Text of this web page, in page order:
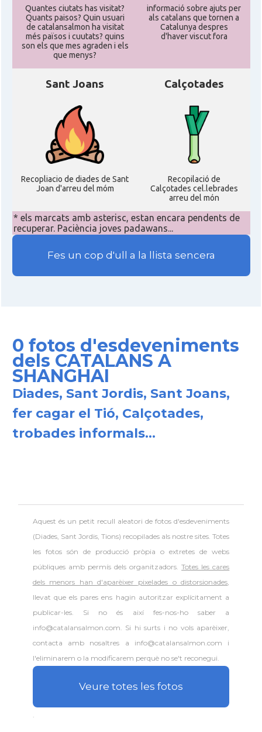
Quantes ciutats has visitat?
Quants paisos? Quin usuari
de catalansalmon ha visitat
més països i cuutats? quins
son els que mes agraden i els
que menys?
informació sobre ajuts per
als catalans que tornen a
Catalunya despres
d'haver viscut fora
Sant Joans
Recopliacio de diades de Sant
Joan d'arreu del móm
Calçotades
Recopilació de
Calçotades cel.lebrades
arreu del món
* els marcats amb asterisc, estan encara pendents de
recuperar. Paciència joves padawans...
Fes un cop d'ull a la llista sencera
0 fotos d'esdeveniments
dels CATALANS A
SHANGHAI
Diades, Sant Jordis, Sant Joans,
fer cagar el Tió, Calçotades,
trobades informals...
Aquest és un petit recull aleatori defotos d'esdeveniments
(Diades, Sant Jordis, Tions) recopilades als nostre sites. Totes
les fotos són de producció pròpia o extretes de webs
públiques amb permís dels organitzadors.Totes les cares
dels menors han d'aparèixer pixelades o distorsionades,
llevat que els pares ens hagin autoritzar explícitament a
publicar-les. Si no és així fes-nos-ho saber a
info@catalansalmon.com. Si hi surts i no vols aparèixer,
contacta amb nosaltres a info@catalansalmon.com i
l'eliminarem o la modificarem perquè no se't reconegui.
Veure totes les fotos